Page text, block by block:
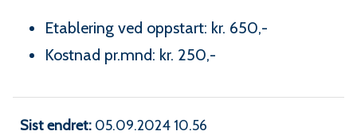
Etablering ved oppstart: kr. 650,-
Kostnad pr.mnd: kr. 250,-
Sist endret 05.09.2024 10.56